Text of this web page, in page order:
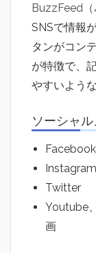
BuzzFeed（
SNSで情報
タンがコン
が特徴で、
やすいよう
ソーシャ
Facebook
Instagram
Twitter
Youtube
画